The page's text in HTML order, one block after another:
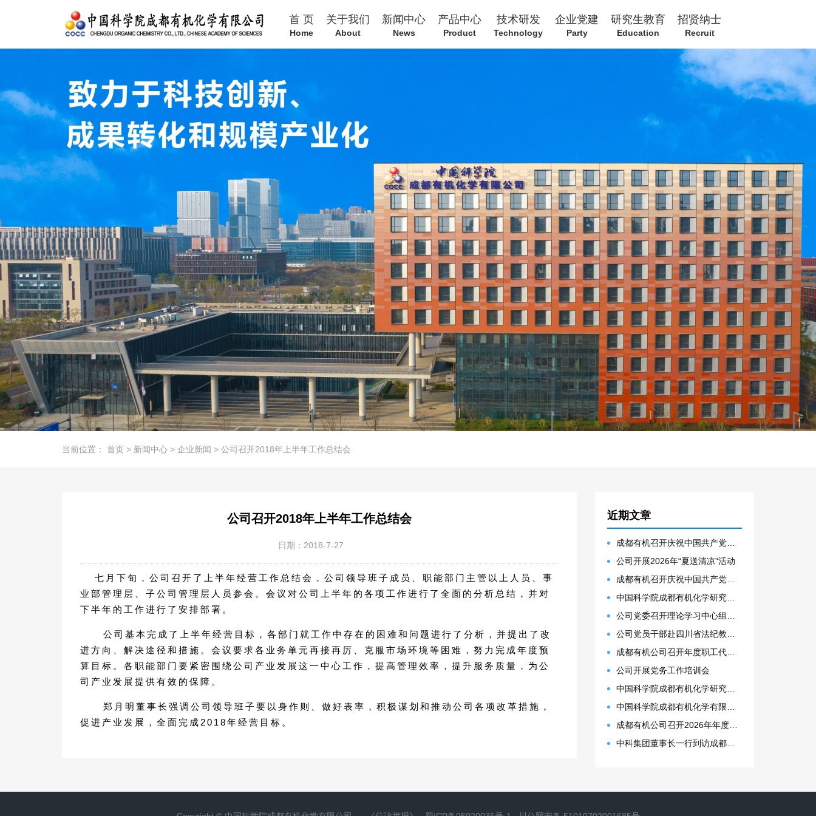
首 页
Home
关于我们
About
新闻中心
News
产品中心
Product
技术研发
Technology
企业党建
Party
研究生教育
Education
招贤纳士
Recruit
当前位置： 首页 > 新闻中心 > 企业新闻 > 公司召开2018年上半年工作总结会
公司召开2018年上半年工作总结会
日期：2018-7-27
七月下旬，公司召开了上半年经营工作总结会，公司领导班子成员、职能部门主管以上人员、事
业部管理层、子公司管理层人员参会。会议对公司上半年的各项工作进行了全面的分析总结，并对
下半年的工作进行了安排部署。
公司基本完成了上半年经营目标，各部门就工作中存在的困难和问题进行了分析，并提出了改
进方向、解决途径和措施。会议要求各业务单元再接再厉、克服市场环境等困难，努力完成年度预
算目标。各职能部门要紧密围绕公司产业发展这一中心工作，提高管理效率，提升服务质量，为公
司产业发展提供有效的保障。
郑月明董事长强调公司领导班子要以身作则、做好表率，积极谋划和推动公司各项改革措施，
促进产业发展，全面完成2018年经营目标。
近期文章
成都有机召开庆祝中国共产党成立105周年表彰大会
公司开展2026年“夏送清凉”活动
成都有机召开庆祝中国共产党成立105周年表彰大会
中国科学院成都有机化学研究所 2027年接收推荐免试生(含直博生)招生简章
公司党委召开理论学习中心组（扩大）会议
公司党员干部赴四川省法纪教育基地开展警示教育活动
成都有机公司召开年度职工代表大会
公司开展党务工作培训会
中国科学院成都有机化学研究所2026年博士研究生拟录取名单公示
中国科学院成都有机化学有限公司2026年预算
成都有机公司召开2026年年度计划会议暨一季度工作总结会
中科集团董事长一行到访成都有机，共探合作新契机